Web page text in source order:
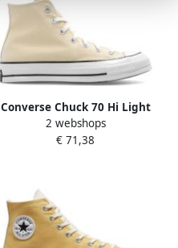
Converse Chuck 70 Hi Light
Yellow Schoenmaat 37 1 2
Sneakers A00458C
2 webshops
€ 71,38